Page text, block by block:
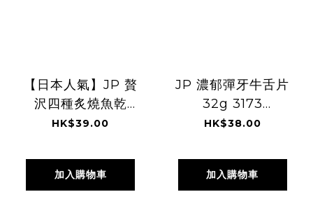
【日本人氣】JP 贅
沢四種炙燒魚乾
72g 6398
HK$39.00
加入購物車
JP 濃郁彈牙牛舌片
32g 3173
TK260806
HK$38.00
加入購物車